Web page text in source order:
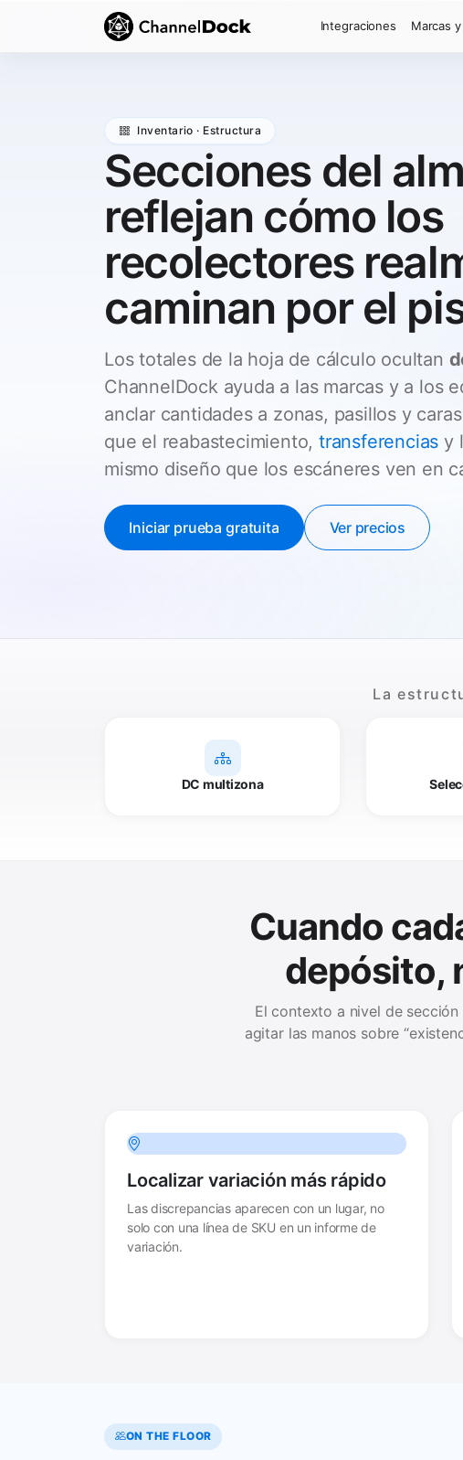
Integraciones Marcas
Inventario · Estructura
Secciones del
reflejan cómo los
recolectores
caminan por el
Los totales de la hoja de cálculo ocultan
ChannelDock ayuda a las marcas y a los
anclar cantidades a zonas, pasillos y
que el reabastecimiento,transferencias y
mismo diseño que los escáneres ven en
Iniciar prueba gratuita Ver precios
La
DC multizona
Cuando
depósito,
El contexto a nivel de sección
agitar las manos sobre
Localizar variación más rápido
Las discrepancias aparecen con un lugar, no
solo con una línea de SKU en un informe de
variación.
ON THE FLOOR